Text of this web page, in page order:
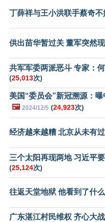
丁薛祥与王小洪联手蔡奇不
供出苗华暂过关 董军突然
共军军委两派恶斗 专家：
(25,013次)
美国“委员会”新冠溯源：
🖼️ 2024/12/5 (24,923次)
经济越来越糟 北京从未有过
三个太阳再现两地 习近平
(25,124次)
往返天堂地狱 他看到了什
广东湛江村民维权 齐心大